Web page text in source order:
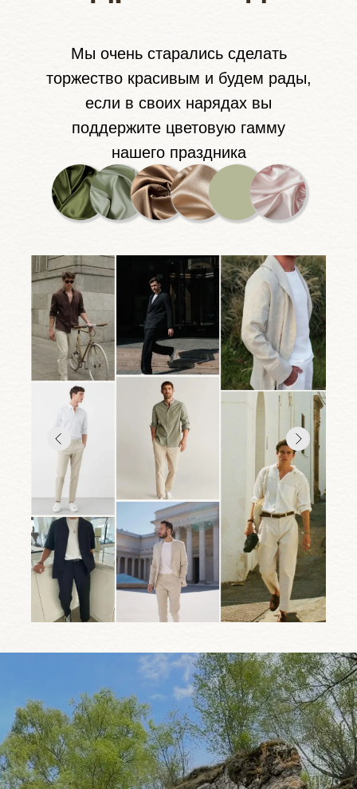
Мы очень старались сделать
торжество красивым и будем рады,
если в своих нарядах вы
поддержите цветовую гамму
нашего праздника